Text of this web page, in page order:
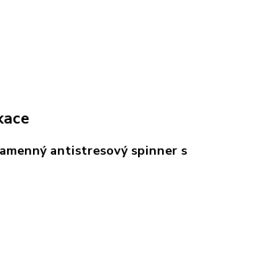
antistresový spinner s